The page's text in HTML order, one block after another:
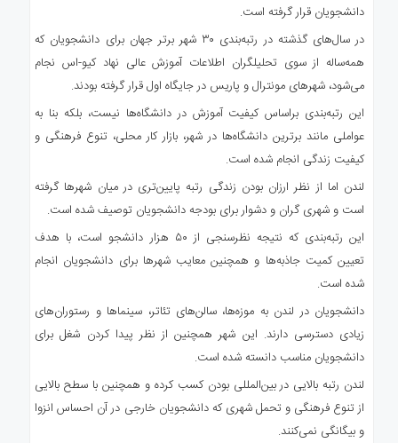
دانشجویان قرار گرفته است.
در سال‌های گذشته در رتبه‌بندی‌ ۳۰ شهر برتر جهان برای دانشجویان که
همه‌ساله از سوی تحلیلگران اطلاعات آموزش عالی نهاد کیو-اس نجام
می‌شود، شهرهای مونترال و پاریس در جایگاه اول قرار گرفته بودند.
این رتبه‌بندی براساس کیفیت آموزش در دانشگاه‌ها نیست، بلکه بنا به
عواملی مانند برترین دانشگاه‌ها در شهر، بازار کار محلی، تنوع فرهنگی و
کیفیت زندگی انجام شده است.
لندن اما از نظر ارزان بودن زندگی رتبه پایین‌تری در میان شهرها گرفته
است و شهری گران و دشوار برای بودجه دانشجویان توصیف شده است.
این رتبه‌بندی که نتیجه نظرسنجی از ۵۰ هزار دانشجو است، با هدف
تعیین کمیت جاذبه‌ها و همچنین معایب شهرها برای دانشجویان انجام
شده است.
دانشجویان در لندن به موزه‌ها، سالن‌های تئاتر، سینماها و رستوران‌های
زیادی دسترسی دارند. این شهر همچنین از نظر پیدا کردن شغل برای
دانشجویان مناسب دانسته شده است.
لندن رتبه بالایی در بین‌المللی بودن کسب کرده و همچنین با سطح بالایی
از تنوع فرهنگی و تحمل شهری که دانشجویان خارجی در آن احساس انزوا
و بیگانگی نمی‌کنند.